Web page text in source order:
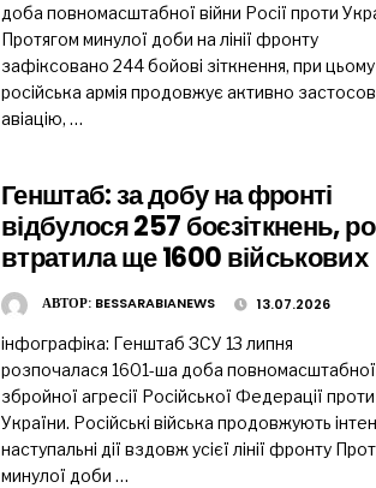
доба повномасштабної війни Росії проти
Протягом минулої доби на лінії фронту
зафіксовано 244 бойові зіткнення, при цьому
російська армія продовжує активно
авіацію, …
Генштаб: за добу на фронті
відбулося 257 боєзіткнень,
втратила ще 1600 військових
АВТОР: BESSARABIANEWS 13.07.2026
інфографіка: Генштаб ЗСУ 13 липня
розпочалася 1601-ша доба повномасштабної
збройної агресії Російської Федерації проти
України. Російські війська продовжують
наступальні дії вздовж усієї лінії фронту
минулої доби …